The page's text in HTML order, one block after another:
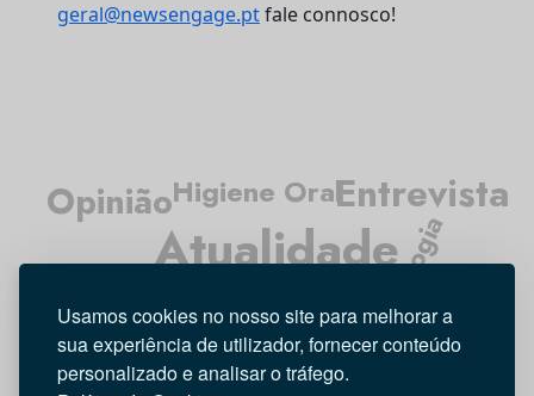
Usamos cookies no nosso site para melhorar a
sua experiência de utilizador, fornecer conteúdo
personalizado e analisar o tráfego.
geral@newsengage.ptfale connosco!
Atualidade
Higiene OralEntrevista
Opinião
Tecnologia
Investigação